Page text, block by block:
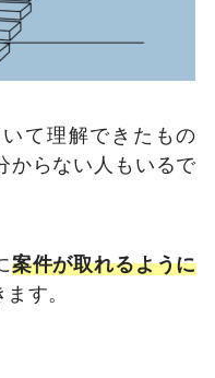
て理解できたもの
からない人もいるで
案件が取れるように
す。